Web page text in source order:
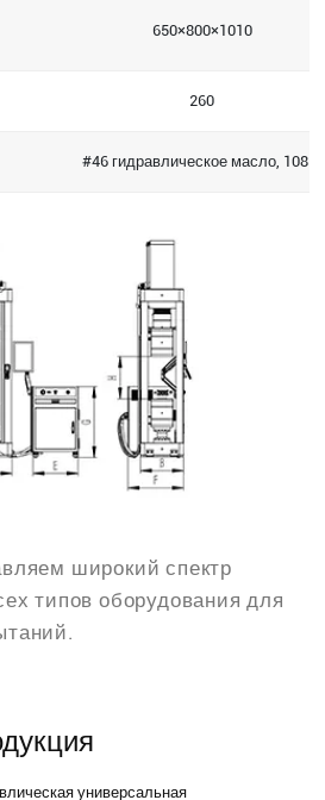
650×800×1010
260
#46 гидравлическое масло, 108 л
широкий спектр
типов оборудования для
универсальная